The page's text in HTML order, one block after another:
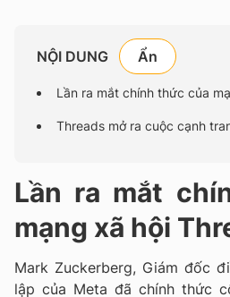
NỘI DUNG
Lần ra mắt chính thức của
Threads mở ra cuộc cạnh
Lần ra mắt
mạng xã hội
Mark Zuckerberg, Giám đốc
lập của Meta đã chính thức